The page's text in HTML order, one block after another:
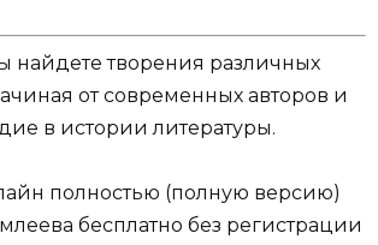
найдете творения различных
от современных авторов и
в истории литературы.
полностью (полную версию)
бесплатно без регистрации